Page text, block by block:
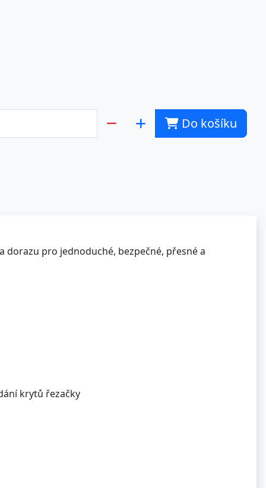
Do košíku
dorazu pro jednoduché, bezpečné, přesné a
krytů řezačky